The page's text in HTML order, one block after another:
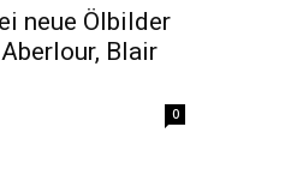
neue Ölbilder
Blair
0